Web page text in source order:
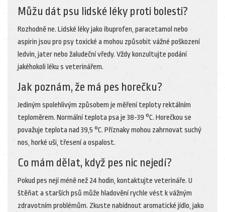
Můžu dát psu lidské léky proti bolesti?
Rozhodně ne. Lidské léky jako ibuprofen, paracetamol nebo
aspirin jsou pro psy toxické a mohou způsobit vážné poškození
ledvin, jater nebo žaludeční vředy. Vždy konzultujte podání
jakéhokoli léku s veterinářem.
Jak poznám, že má pes horečku?
Jediným spolehlivým způsobem je měření teploty rektálním
teploměrem. Normální teplota psa je 38-39 °C. Horečkou se
považuje teplota nad 39,5 °C. Příznaky mohou zahrnovat suchý
nos, horké uši, třesení a ospalost.
Co mám dělat, když pes nic nejedí?
Pokud pes nejí méně než 24 hodin, kontaktujte veterináře. U
štěňat a starších psů může hladovění rychle vést k vážným
zdravotním problémům. Zkuste nabídnout aromatické jídlo, jako